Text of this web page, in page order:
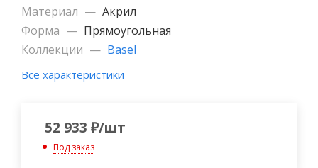
Материал — Акрил
Форма — Прямоугольная
Коллекции — Basel
Все характеристики
52 933 ₽/шт
Под заказ